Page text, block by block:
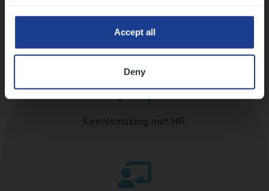
Accept all
Deny
Kennismaking met HR